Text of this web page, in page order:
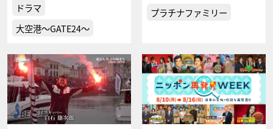
ドラマ
大空港～GATE24～
プラチナファミリー